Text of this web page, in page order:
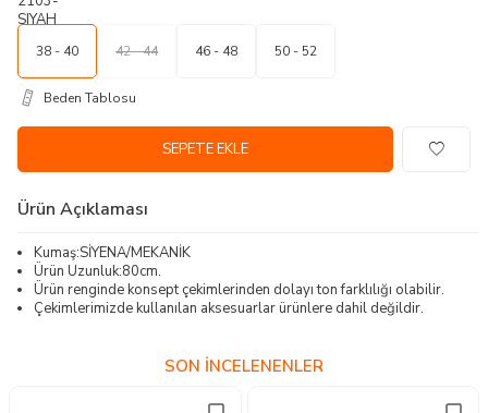
38 - 40 42 - 44 46 - 48 50 - 52
Beden Tablosu
SEPETE EKLE
Ürün Açıklaması
Kumaş:SİYENA/MEKANİK
Ürün Uzunluk:80cm.
Ürün renginde konsept çekimlerinden dolayı ton farklılığı olabilir.
Çekimlerimizde kullanılan aksesuarlar ürünlere dahil değildir.
SON İNCELENENLER